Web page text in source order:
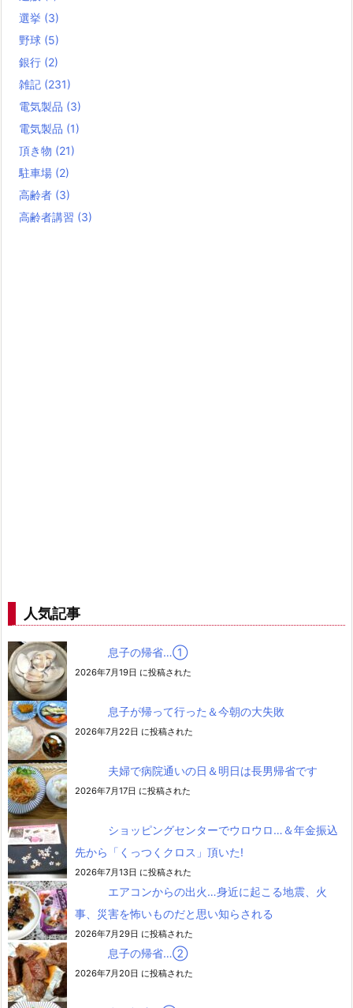
選挙 (3)
野球 (5)
銀行 (2)
雑記 (231)
電気製品 (3)
電気製品 (1)
頂き物 (21)
駐車場 (2)
高齢者 (3)
高齢者講習 (3)
人気記事
息子の帰省…➀
2026年7月19日 に投稿された
息子が帰って行った＆今朝の大失敗
2026年7月22日 に投稿された
夫婦で病院通いの日＆明日は長男帰省です
2026年7月17日 に投稿された
ショッピングセンターでウロウロ…＆年金振込
先から「くっつくクロス」頂いた!
2026年7月13日 に投稿された
エアコンからの出火…身近に起こる地震、火
事、災害を怖いものだと思い知らされる
2026年7月29日 に投稿された
息子の帰省…②
2026年7月20日 に投稿された